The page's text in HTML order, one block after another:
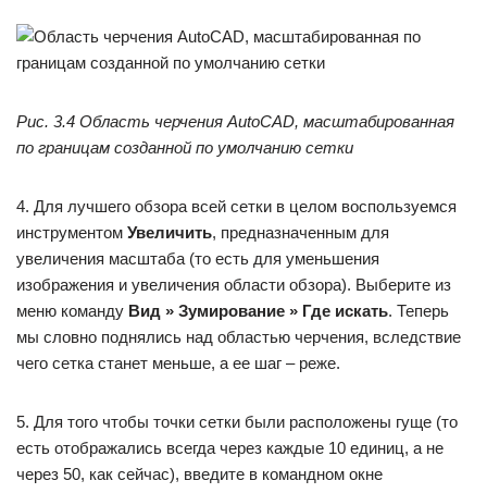
Рис. 3.4 Область черчения AutoCAD, масштабированная
по границам созданной по умолчанию сетки
4. Для лучшего обзора всей сетки в целом воспользуемся
инструментом Увеличить, предназначенным для
увеличения масштаба (то есть для уменьшения
изображения и увеличения области обзора). Выберите из
меню команду Вид » Зумирование » Где искать. Теперь
мы словно поднялись над областью черчения, вследствие
чего сетка станет меньше, а ее шаг – реже.
5. Для того чтобы точки сетки были расположены гуще (то
есть отображались всегда через каждые 10 единиц, а не
через 50, как сейчас), введите в командном окне